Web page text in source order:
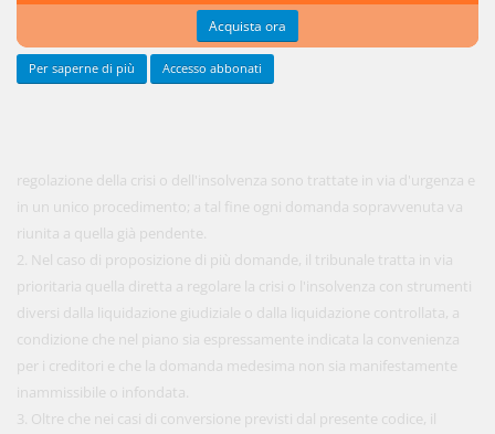
regolazione della crisi o dell'insolvenza sono trattate in via d'urgenza e
in un unico procedimento; a tal fine ogni domanda sopravvenuta va
riunita a quella già pendente.
2. Nel caso di proposizione di più domande, il tribunale tratta in via
prioritaria quella diretta a regolare la crisi o l'insolvenza con strumenti
diversi dalla liquidazione giudiziale o dalla liquidazione controllata, a
condizione che nel piano sia espressamente indicata la convenienza
per i creditori e che la domanda medesima non sia manifestamente
inammissibile o infondata.
3. Oltre che nei casi di conversione previsti dal presente codice, il
Acquista ora
Per saperne di più Accesso abbonati